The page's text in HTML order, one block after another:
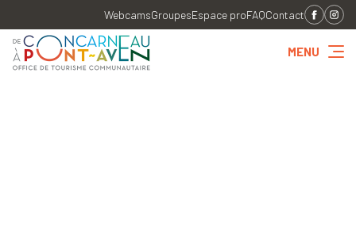
WebcamsGroupesEspace proFAQContact
MENU